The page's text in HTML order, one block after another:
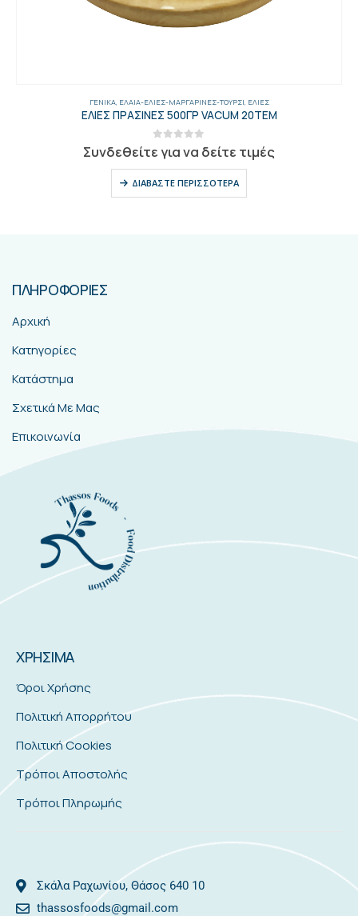
ΓΕΝΙΚΑ, ΈΛΑΙΑ-ΕΛΙΈΣ-ΜΑΡΓΑΡΊΝΕΣ-ΤΟΥΡΣΊ, ΕΛΙΈΣ
ΕΛΙΕΣ ΠΡΑΣΙΝΕΣ 500ΓΡ VACUM 20ΤΕΜ
out of 5
Συνδεθείτε για να δείτε τιμές
ΔΙΑΒΆΣΤΕ ΠΕΡΙΣΣΌΤΕΡΑ
ΠΛΗΡΟΦΟΡΙΕΣ
Αρχική
Κατηγορίες
Κατάστημα
Σχετικά Με Μας
Επικοινωνία
ΧΡΗΣΙΜΑ
Όροι Χρήσης
Πολιτική Απορρήτου
Πολιτική Cookies
Τρόποι Αποστολής
Τρόποι Πληρωμής
Σκάλα Ραχωνίου, Θάσος 640 10
thassosfoods@gmail.com